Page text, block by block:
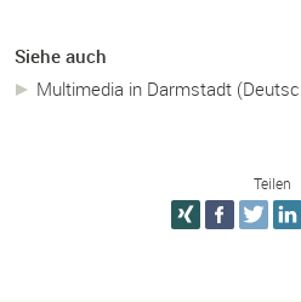
Siehe auch
Multimedia in Darmstadt
Teilen